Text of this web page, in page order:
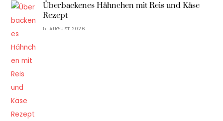
Überbackenes Hähnchen mit Reis und Käse
Rezept
5. AUGUST 2026